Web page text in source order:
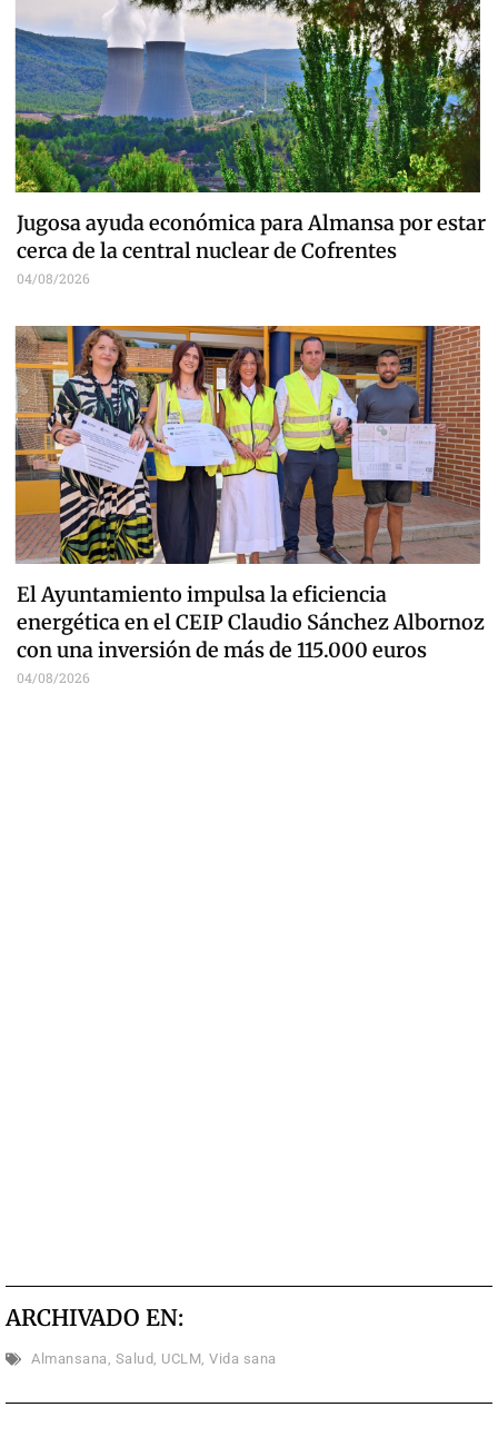
Jugosa ayuda económica para Almansa por estar
cerca de la central nuclear de Cofrentes
04/08/2026
El Ayuntamiento impulsa la eficiencia
energética en el CEIP Claudio Sánchez Albornoz
con una inversión de más de 115.000 euros
04/08/2026
ARCHIVADO EN:
Almansana , Salud , UCLM, Vida sana